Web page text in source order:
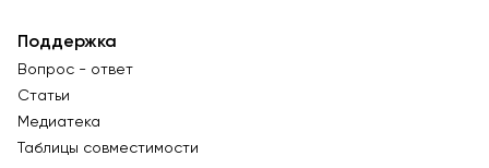
Поддержка
Вопрос - ответ
Статьи
Медиатека
Таблицы совместимости